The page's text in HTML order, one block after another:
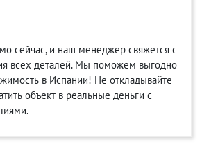
сейчас, и наш менеджер свяжется с
всех деталей. Мы поможем выгодно
в Испании! Не откладывайте
объект в реальные деньги с